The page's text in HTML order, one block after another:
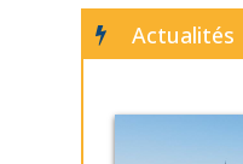
Actualités